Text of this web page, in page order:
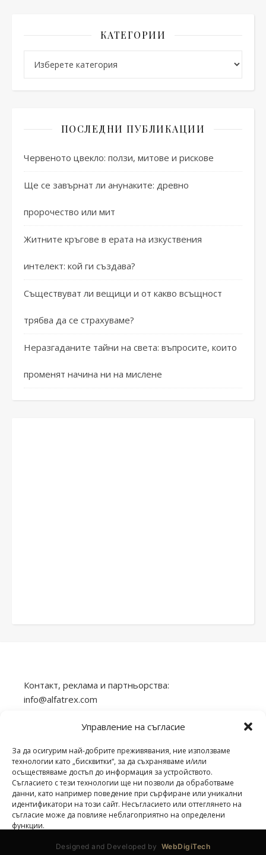
Управление на съгласие
За да осигурим най-добрите преживявания, ние използваме
технологии като „бисквитки“, за да съхраняваме и/или
осъществяваме достъп до информация за устройството.
Съгласието с тези технологии ще ни позволи да обработваме
данни, като например поведение при сърфиране или уникални
идентификатори на този сайт. Несъгласието или оттеглянето на
съгласие може да повлияе неблагоприятно на определени
функции.
КАТЕГОРИИ
ПОСЛЕДНИ ПУБЛИКАЦИИ
Червеното цвекло: ползи, митове и рискове
Ще се завърнат ли анунаките: древно
пророчество или мит
Житните кръгове в ерата на изкуствения
интелект: кой ги създава?
Съществуват ли вещици и от какво всъщност
трябва да се страхуваме?
Неразгаданите тайни на света: въпросите, които
променят начина ни на мислене
Контакт, реклама и партньорства:
info@alfatrex.com
Използването или публикуването на част или
разрешение е забранено.
veilend.com © Всички права запазени. | 2026 ©
Designed and Developed by WebDigiTech